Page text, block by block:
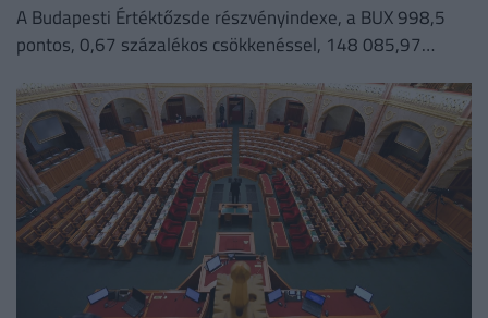
A Budapesti Értéktőzsde részvényindexe, a BUX 998,5
pontos, 0,67 százalékos csökkenéssel, 148 085,97